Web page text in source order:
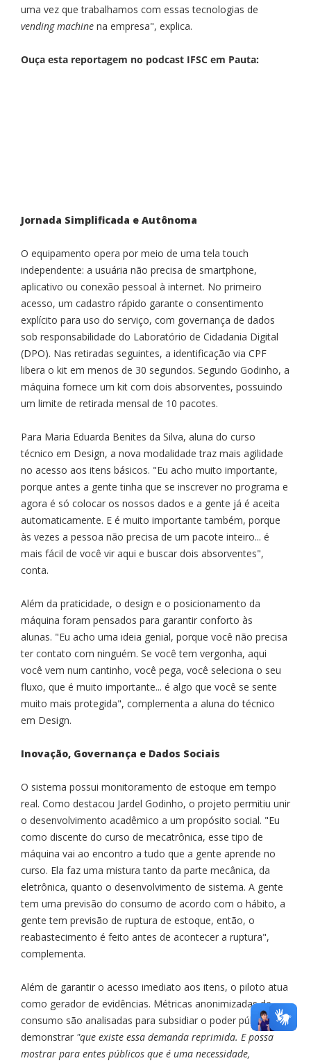
uma vez que trabalhamos com essas tecnologias de
vending machine na empresa", explica.
Ouça esta reportagem no podcast IFSC em Pauta:
Jornada Simplificada e Autônoma
O equipamento opera por meio de uma tela touch
independente: a usuária não precisa de smartphone,
aplicativo ou conexão pessoal à internet. No primeiro
acesso, um cadastro rápido garante o consentimento
explícito para uso do serviço, com governança de dados
sob responsabilidade do Laboratório de Cidadania Digital
(DPO). Nas retiradas seguintes, a identificação via CPF
libera o kit em menos de 30 segundos. Segundo Godinho, a
máquina fornece um kit com dois absorventes, possuindo
um limite de retirada mensal de 10 pacotes.
Para Maria Eduarda Benites da Silva, aluna do curso
técnico em Design, a nova modalidade traz mais agilidade
no acesso aos itens básicos. "Eu acho muito importante,
porque antes a gente tinha que se inscrever no programa e
agora é só colocar os nossos dados e a gente já é aceita
automaticamente. E é muito importante também, porque
às vezes a pessoa não precisa de um pacote inteiro... é
mais fácil de você vir aqui e buscar dois absorventes",
conta.
Além da praticidade, o design e o posicionamento da
máquina foram pensados para garantir conforto às
alunas. "Eu acho uma ideia genial, porque você não precisa
ter contato com ninguém. Se você tem vergonha, aqui
você vem num cantinho, você pega, você seleciona o seu
fluxo, que é muito importante... é algo que você se sente
muito mais protegida", complementa a aluna do técnico
em Design.
Inovação, Governança e Dados Sociais
O sistema possui monitoramento de estoque em tempo
real. Como destacou Jardel Godinho, o projeto permitiu unir
o desenvolvimento acadêmico a um propósito social. "Eu
como discente do curso de mecatrônica, esse tipo de
máquina vai ao encontro a tudo que a gente aprende no
curso. Ela faz uma mistura tanto da parte mecânica, da
eletrônica, quanto o desenvolvimento de sistema. A gente
tem uma previsão do consumo de acordo com o hábito, a
gente tem previsão de ruptura de estoque, então, o
reabastecimento é feito antes de acontecer a ruptura",
complementa.
Além de garantir o acesso imediato aos itens, o piloto atua
como gerador de evidências. Métricas anonimizadas de
consumo são analisadas para subsidiar o poder público e
demonstrar "que existe essa demanda reprimida. E possa
mostrar para entes públicos que é uma necessidade,